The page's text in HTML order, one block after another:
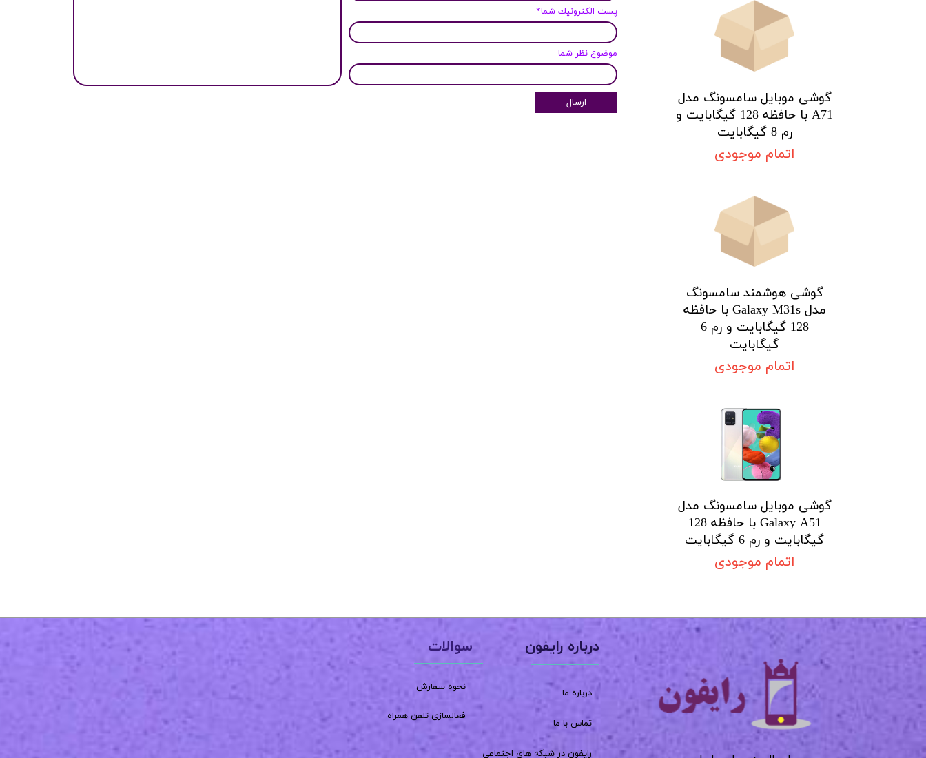
★★★★★
پست الكترونيك شما*
موضوع نظر شما
ارسال
گوشی موبایل سامسونگ مدل
A71 با حافظه 128 گیگابایت و
رم 8 گیگابایت
اتمام موجودی
گوشی هوشمند سامسونگ
مدل Galaxy M31s با حافظه
128 گیگابایت و رم 6
گیگابایت
اتمام موجودی
گوشی موبایل سامسونگ مدل
Galaxy A51 با حافظه 128
گیگابایت و رم 6 گیگابایت
اتمام موجودی
سوالات
نحوه سفارش
فعالسازی تلفن همراه
درباره رایفون
درباره ما
تماس با ما
رایفون در شبکه های اجتماعی